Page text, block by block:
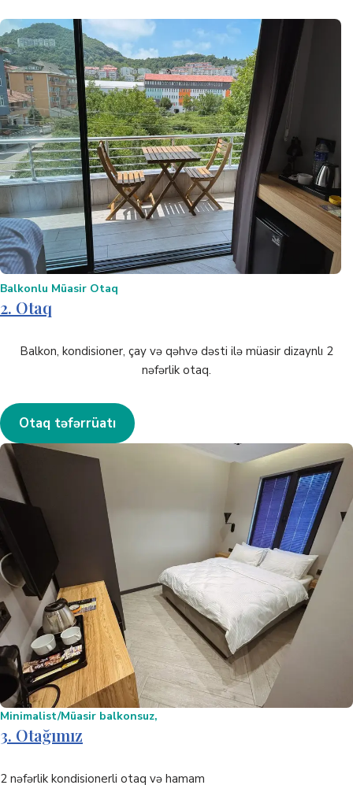
Balkonlu Müasir Otaq
2. Otaq
Balkon, kondisioner, çay və qəhvə dəsti ilə müasir dizaynlı 2
nəfərlik otaq.
Otaq təfərrüatı
Minimalist/Müasir balkonsuz,
3. Otağımız
2 nəfərlik kondisionerli otaq və hamam